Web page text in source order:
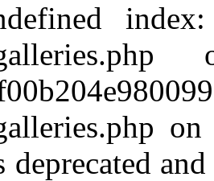
deprecated